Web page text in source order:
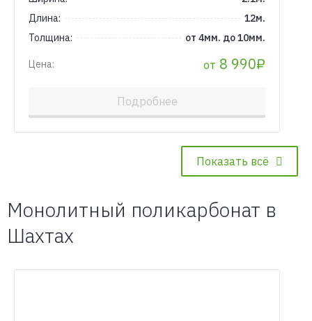
Длина:
12м.
Толщина:
от 4мм. до 10мм.
Цена: от 8 990₽
Подробнее
Показать всё
Монолитный поликарбонат в
Шахтах